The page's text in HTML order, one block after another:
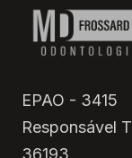
EPAO - 3415
Responsável